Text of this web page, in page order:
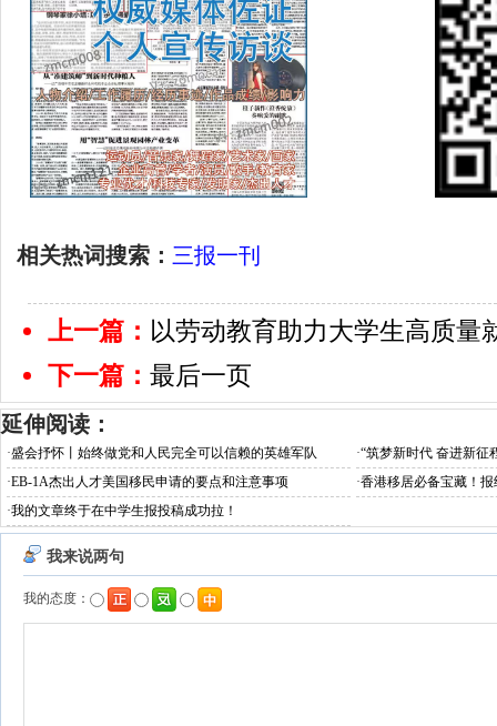
相关热词搜索： 三报一刊
上一篇： 以劳动教育助力大学生高质量
下一篇： 最后一页
延伸阅读：
·盛会抒怀丨始终做党和人民完全可以信赖的英雄军队 ·“筑梦新时代 奋进新征
·EB-1A杰出人才美国移民申请的要点和注意事项 ·香港移居必备宝藏！
·我的文章终于在中学生报投稿成功拉！